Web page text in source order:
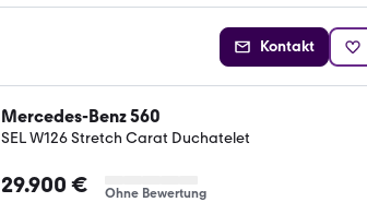
Kontakt
Mercedes-Benz 560
SEL W126 Stretch Carat Duchatelet
29.900 € Ohne Bewertung